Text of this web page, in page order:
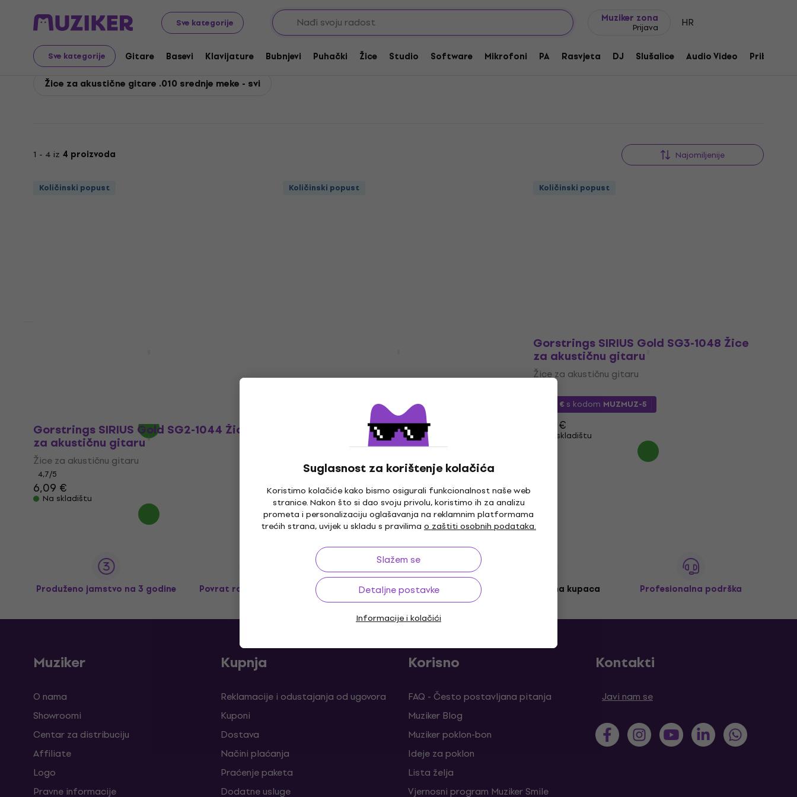
Sve kategorije
Muziker zona
Prijava HR
Sve kategorije Gitare Basevi Klavijature Bubnjevi Puhački Žice Studio Software Mikrofoni PA Rasvjeta DJ Slušalice Audio Video Pribor
Suglasnost za korištenje kolačića
Koristimo kolačiće kako bismo osigurali funkcionalnost naše web
stranice. Nakon što si dao svoju privolu, koristimo ih za analizu
prometa i personalizaciju oglašavanja na reklamnim platformama
trećih strana, uvijek u skladu s pravilima o zaštiti osobnih podataka.
Slažem se
Detaljne postavke
Informacije i kolačići
Gorstrings Gitare Žice za gitare Žice za akustične gitare
Gorstrings Žice za akustične gitare .010 srednje meke
Žice za akustične gitare .010 srednje meke - svi
1 - 4 iz 4 proizvoda Najomiljenije
Količinski popust Količinski popust
Žice za akustičnu gitaru
Količinski popust
Gorstrings SIRIUS Gold SG3-1048 Žice
za akustičnu gitaru
Žice za akustičnu gitaru
6,44 € s kodom MUZMUZ-5
6,90 €
Na skladištu
Gorstrings SIRIUS Gold SG2-1044 Žice
za akustičnu gitaru
Žice za akustičnu gitaru
4,7/5
6,09 €
Na skladištu
Produženo jamstvo na 3 godine Povrat robe do 30 dana Besplatna dostavaod 169 € Više od 3 milijuna kupaca Profesionalna podrška
Muziker
O nama
Showroomi
Centar za distribuciju
Affiliate
Logo
Pravne informacije
Kupnja
Reklamacije i odustajanja od ugovora
Kuponi
Dostava
Načini plaćanja
Praćenje paketa
Dodatne usluge
Korisno
FAQ - Često postavljana pitanja
Muziker Blog
Muziker poklon-bon
Ideje za poklon
Lista želja
Vjernosni program Muziker Smile
Kontakti
Javi nam se